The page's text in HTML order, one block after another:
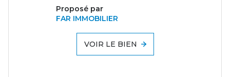
Proposé par
FAR IMMOBILIER
VOIR LE BIEN